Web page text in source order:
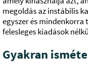
megoldás az instábilis
egyszer és
felesleges kiadások
Gyakran